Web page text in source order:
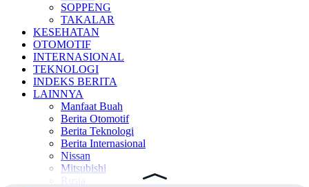
SOPPENG
TAKALAR
KESEHATAN
OTOMOTIF
INTERNASIONAL
TEKNOLOGI
INDEKS BERITA
LAINNYA
Manfaat Buah
Berita Otomotif
Berita Teknologi
Berita Internasional
Nissan
Mitsubishi
Rusia